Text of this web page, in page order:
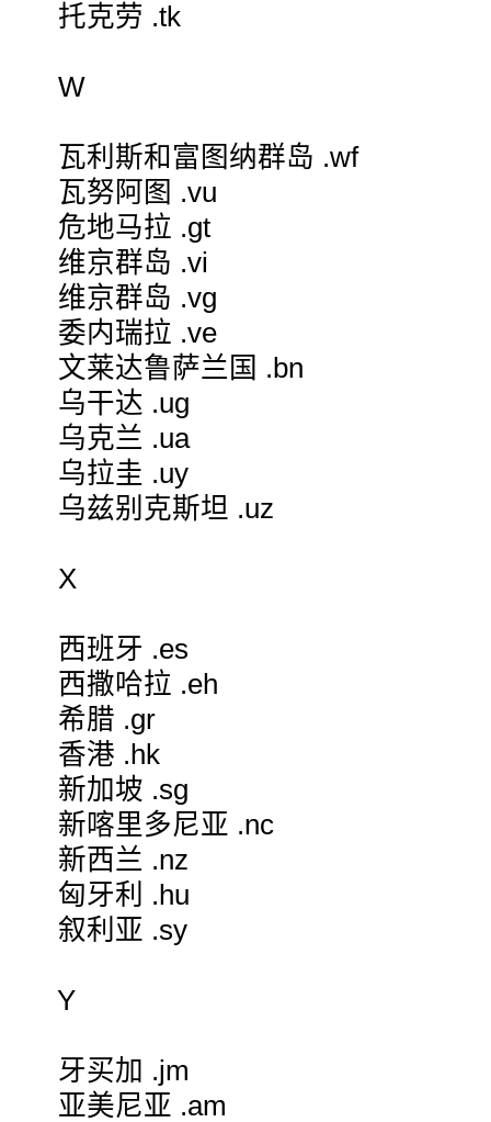
托克劳 .tk
W
瓦利斯和富图纳群岛 .wf
瓦努阿图 .vu
危地马拉 .gt
维京群岛 .vi
维京群岛 .vg
委内瑞拉 .ve
文莱达鲁萨兰国 .bn
乌干达 .ug
乌克兰 .ua
乌拉圭 .uy
乌兹别克斯坦 .uz
X
西班牙 .es
西撒哈拉 .eh
希腊 .gr
香港 .hk
新加坡 .sg
新喀里多尼亚 .nc
新西兰 .nz
匈牙利 .hu
叙利亚 .sy
Y
牙买加 .jm
亚美尼亚 .am